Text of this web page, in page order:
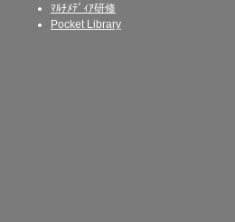
ﾏﾙﾁﾒﾃﾞｨｱ研修
Pocket Library